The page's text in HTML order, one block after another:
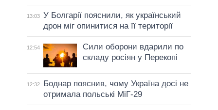
13:03 У Болгарії пояснили, як український
дрон міг опинитися на її території
12:54
Сили оборони вдарили по
складу росіян у Перекопі
12:32
Боднар пояснив, чому Україна досі не
отримала польські МіГ-29